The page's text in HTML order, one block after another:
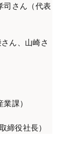
司さん（代表
ん、山崎さ
課）
締役社長）